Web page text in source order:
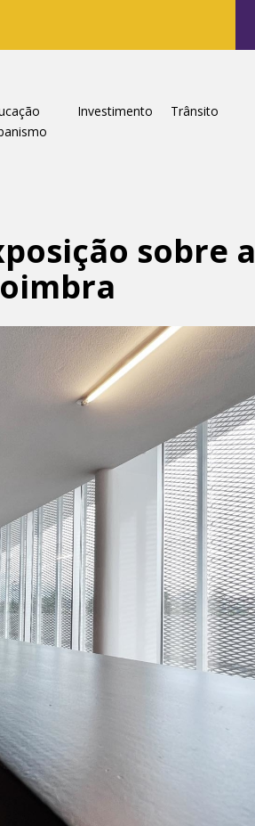
Investimento
Trânsito
sobre